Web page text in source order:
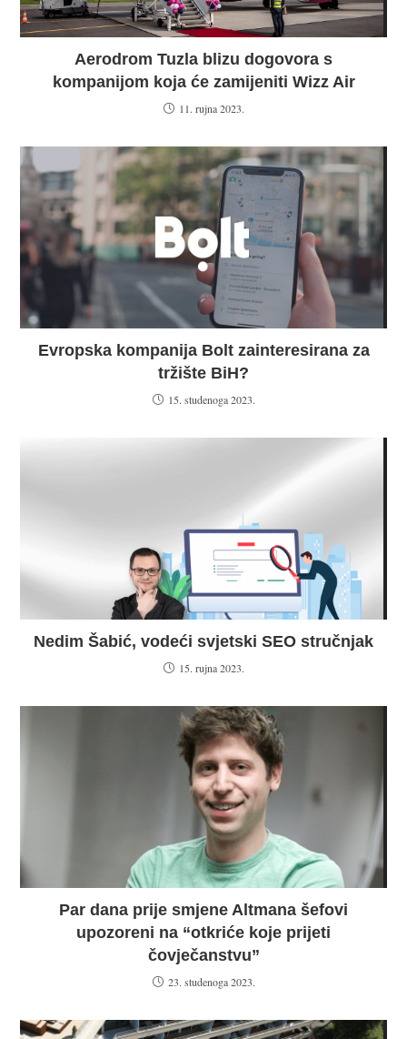
Aerodrom Tuzla blizu dogovora s
kompanijom koja će zamijeniti Wizz Air
11. rujna 2023.
Evropska kompanija Bolt zainteresirana za
tržište BiH?
15. studenoga 2023.
Nedim Šabić, vodeći svjetski SEO stručnjak
15. rujna 2023.
Par dana prije smjene Altmana šefovi
upozoreni na “otkriće koje prijeti
čovječanstvu”
23. studenoga 2023.